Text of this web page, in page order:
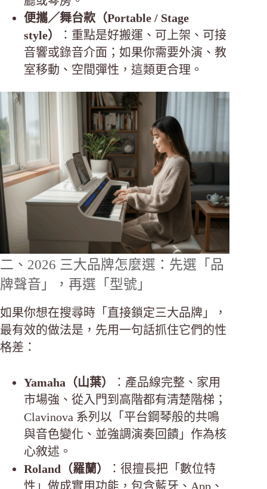
便攜／舞台款（Portable / Stage
style）
：重點是好搬運、可上架、可接
音響或錄音介面；如果你需要外演、教
室移動、空間彈性，這類更合理。
二、2026 三大品牌怎麼選：先選「品
牌聲音」，再選「型號」
如果你想在搜尋時「直接鎖定三大品牌」，
最有效的做法是，先用一句話抓住它們的性
格差：
Yamaha（山葉）
：產品線完整、家用
市場強、從入門到高階都有清楚階梯；
Clavinova 系列以「平台鋼琴般的共鳴
與音色變化、並強調演奏回饋」作為核
心敘述。
Roland（羅蘭）
：很擅長把「數位特
性」做成實用功能，包含藍牙、App、